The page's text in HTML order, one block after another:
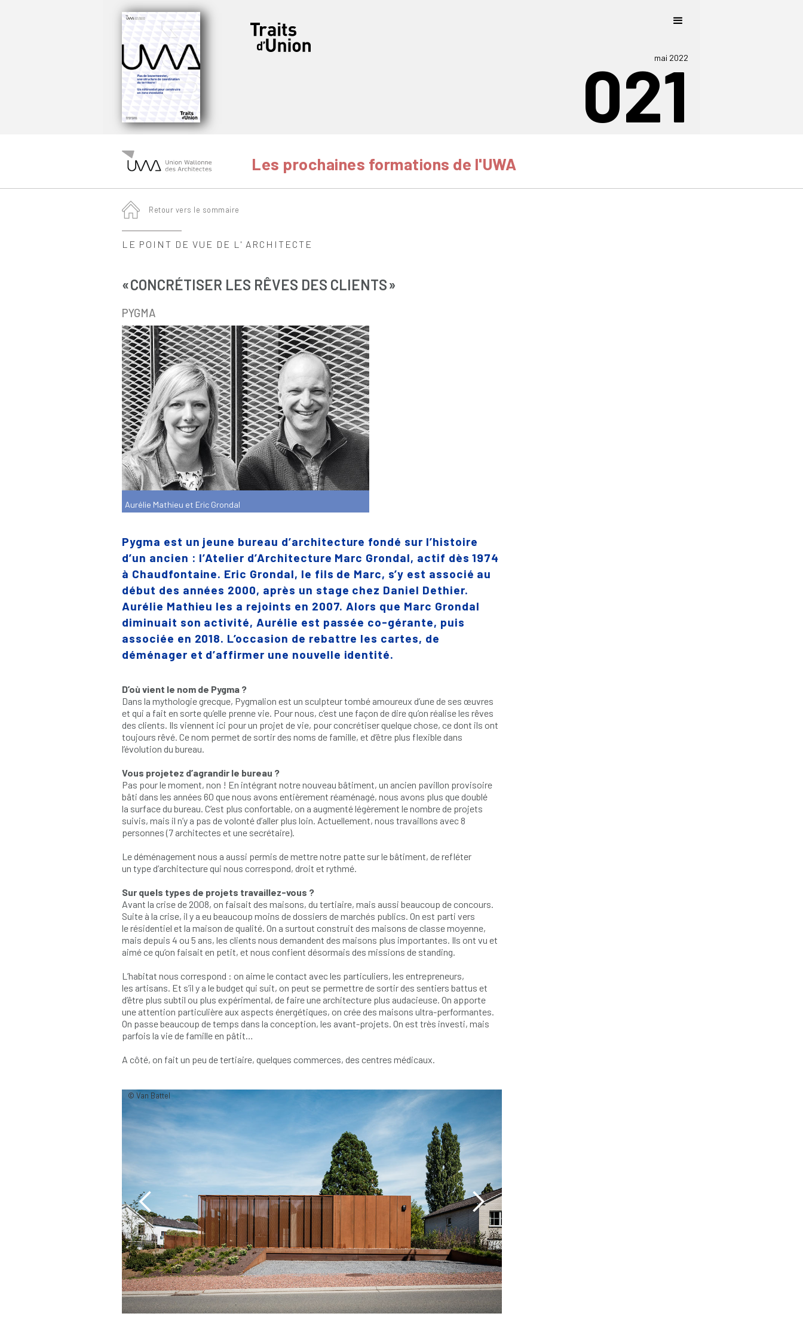
mai 2022
021
Les prochaines formations de l'UWA
Retour vers le sommaire
LE POINT DE VUE DE L' ARCHITECTE
« CONCRÉTISER LES RÊVES DES CLIENTS »
PYGMA
Aurélie Mathieu et Eric Grondal
Pygma est un jeune bureau d’architecture fondé sur l’histoire
d’un ancien : l’Atelier d’Architecture Marc Grondal, actif dès 1974
à Chaudfontaine. Eric Grondal, le fils de Marc, s’y est associé au
début des années 2000, après un stage chez Daniel Dethier.
Aurélie Mathieu les a rejoints en 2007. Alors que Marc Grondal
diminuait son activité, Aurélie est passée co-gérante, puis
associée en 2018. L’occasion de rebattre les cartes, de
déménager et d’affirmer une nouvelle identité.
D’où vient le nom de Pygma ?
Dans la mythologie grecque, Pygmalion est un sculpteur tombé amoureux d’une de ses œuvres
et qui a fait en sorte qu’elle prenne vie. Pour nous, c’est une façon de dire qu’on réalise les rêves
des clients. Ils viennent ici pour un projet de vie, pour concrétiser quelque chose, ce dont ils ont
toujours rêvé. Ce nom permet de sortir des noms de famille, et d’être plus flexible dans
l’évolution du bureau.
Vous projetez d’agrandir le bureau ?
Pas pour le moment, non ! En intégrant notre nouveau bâtiment, un ancien pavillon provisoire
bâti dans les années 60 que nous avons entièrement réaménagé, nous avons plus que doublé
la surface du bureau. C’est plus confortable, on a augmenté légèrement le nombre de projets
suivis, mais il n’y a pas de volonté d’aller plus loin. Actuellement, nous travaillons avec 8
personnes (7 architectes et une secrétaire).
Le déménagement nous a aussi permis de mettre notre patte sur le bâtiment, de refléter
un type d’architecture qui nous correspond, droit et rythmé.
Sur quels types de projets travaillez-vous ?
Avant la crise de 2008, on faisait des maisons, du tertiaire, mais aussi beaucoup de concours.
Suite à la crise, il y a eu beaucoup moins de dossiers de marchés publics. On est parti vers
le résidentiel et la maison de qualité. On a surtout construit des maisons de classe moyenne,
mais depuis 4 ou 5 ans, les clients nous demandent des maisons plus importantes. Ils ont vu et
aimé ce qu’on faisait en petit, et nous confient désormais des missions de standing.
L’habitat nous correspond : on aime le contact avec les particuliers, les entrepreneurs,
les artisans. Et s’il y a le budget qui suit, on peut se permettre de sortir des sentiers battus et
d’être plus subtil ou plus expérimental, de faire une architecture plus audacieuse. On apporte
une attention particulière aux aspects énergétiques, on crée des maisons ultra-performantes.
On passe beaucoup de temps dans la conception, les avant-projets. On est très investi, mais
parfois la vie de famille en pâtit…
A côté, on fait un peu de tertiaire, quelques commerces, des centres médicaux.
© Van Battel